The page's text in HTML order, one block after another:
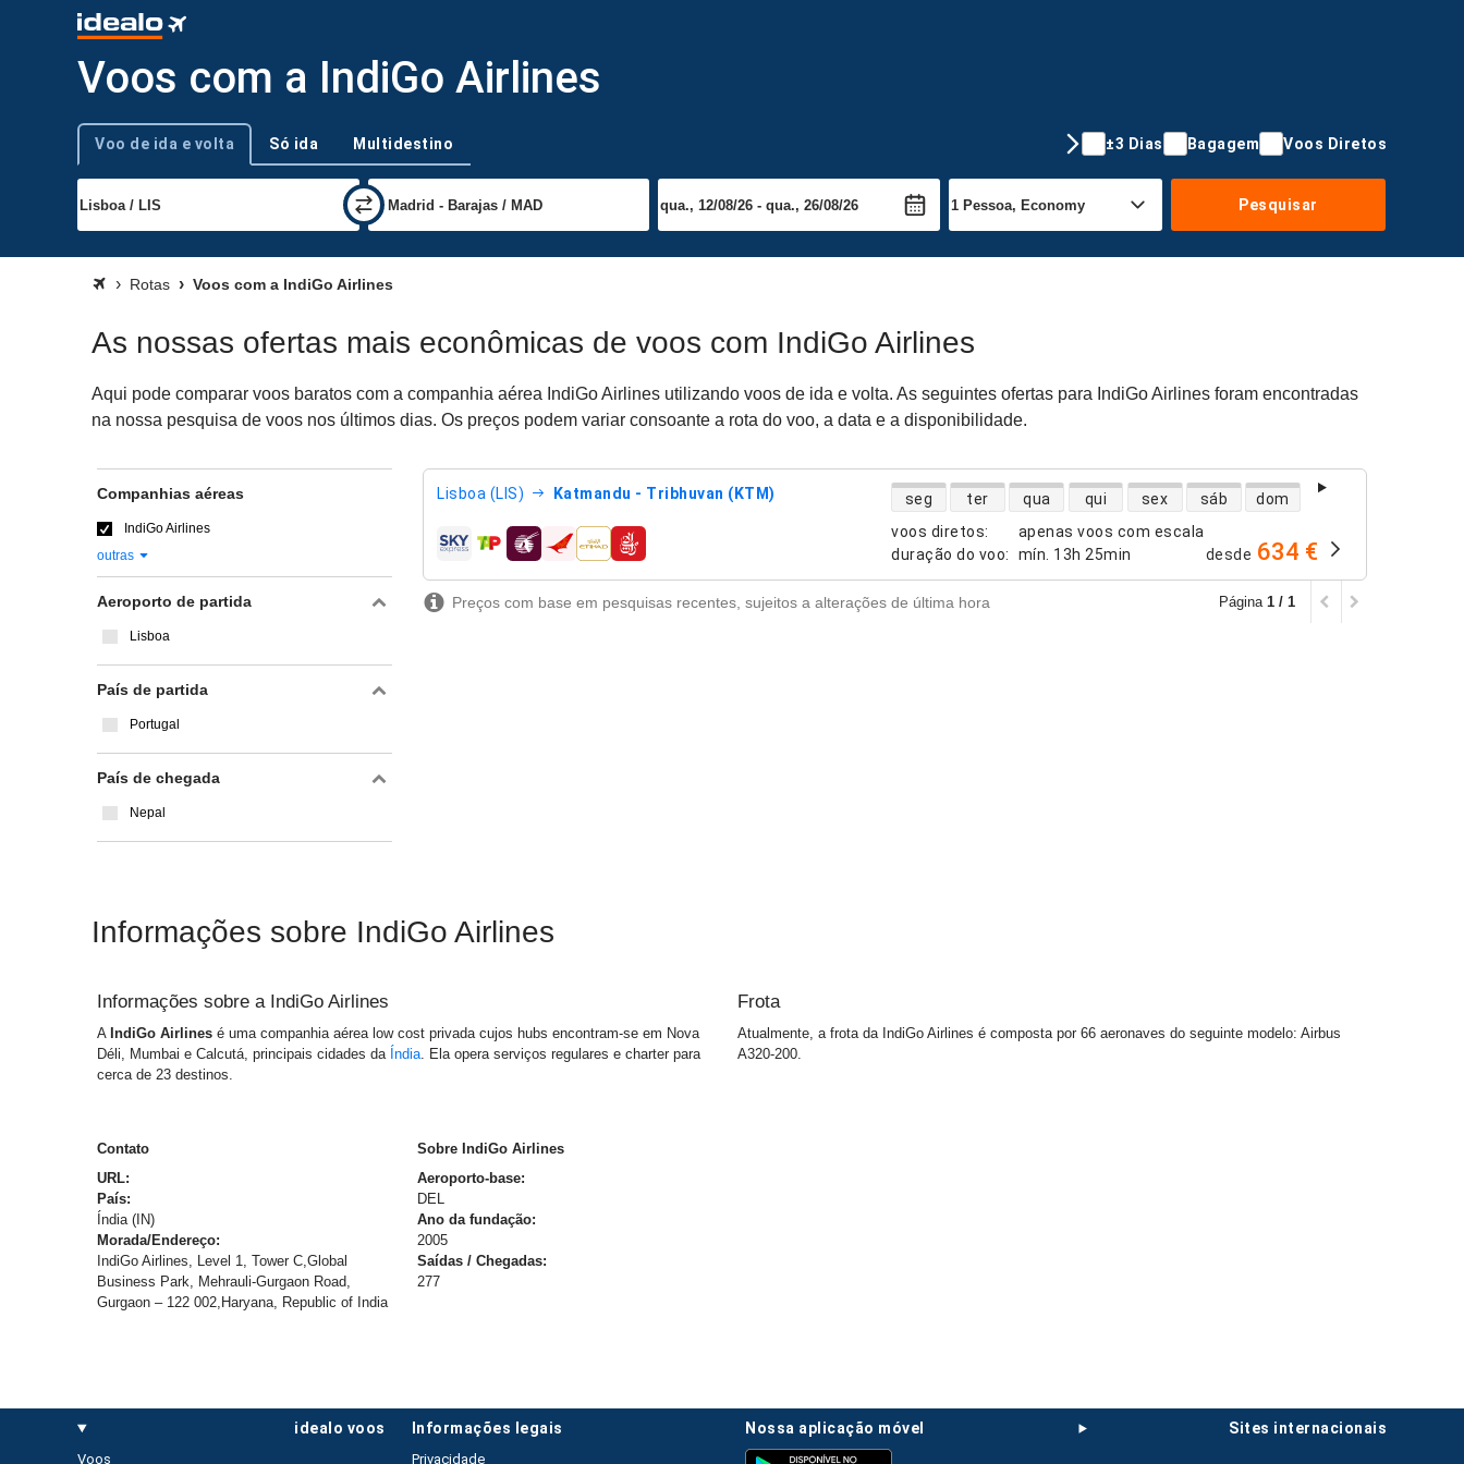
Voos com a IndiGo Airlines
Tipo de viagem
Voo de ida e volta Só ida Multidestino ±3 Dias Bagagem Voos Diretos
Pesquisar
Rotas Voos com a IndiGo Airlines
As nossas ofertas mais econômicas de voos com IndiGo Airlines
Aqui pode comparar voos baratos com a companhia aérea IndiGo Airlines utilizando voos de ida e volta. As seguintes ofertas para IndiGo Airlines foram encontradas
na nossa pesquisa de voos nos últimos dias. Os preços podem variar consoante a rota do voo, a data e a disponibilidade.
Lisboa (LIS) Katmandu - Tribhuvan (KTM)
voos diretos:
apenas voos com escala
duração do voo: mín. 13h 25min
disponibilidade de voos diretos
seg ter qua qui sex sáb dom
companhias aéreas desde 634 €
Preços com base em pesquisas recentes, sujeitos a alterações de última hora Página 1 / 1
Companhias aéreas
IndiGo Airlines
outras
Aeroporto de partida
Lisboa
País de partida
Portugal
País de chegada
Nepal
Informações sobre IndiGo Airlines
Informações sobre a IndiGo Airlines
A IndiGo Airlines é uma companhia aérea low cost privada cujos hubs encontram-se em Nova
Déli, Mumbai e Calcutá, principais cidades da Índia. Ela opera serviços regulares e charter para
cerca de 23 destinos.
Frota
Atualmente, a frota da IndiGo Airlines é composta por 66 aeronaves do seguinte modelo: Airbus
A320-200.
Contato
URL:
País:
Índia (IN)
Morada/Endereço:
IndiGo Airlines, Level 1, Tower C,Global
Business Park, Mehrauli-Gurgaon Road,
Gurgaon – 122 002,Haryana, Republic of India
Sobre IndiGo Airlines
Aeroporto-base:
DEL
Ano da fundação:
2005
Saídas / Chegadas:
277
idealo voos
Voos
sites internacionais
nossa aplicação móvel
informações legais
Privacidade